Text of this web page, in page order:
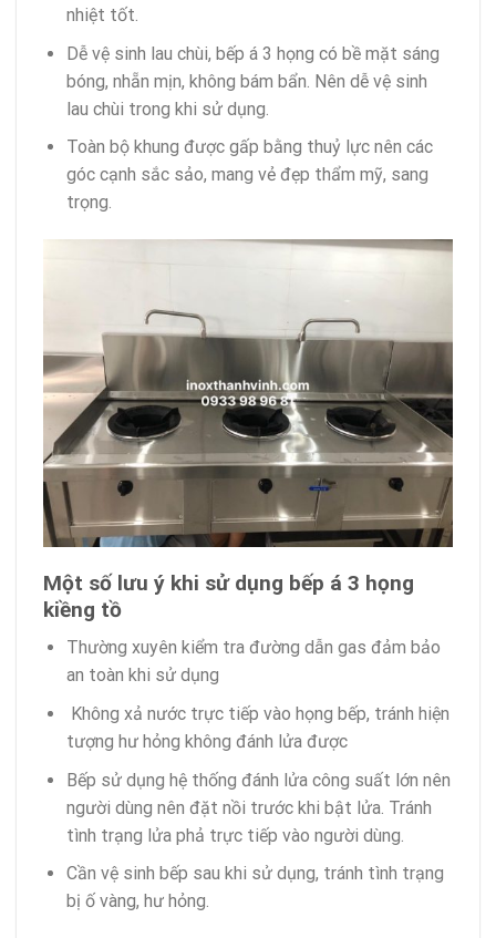
nhiệt tốt.
Dễ vệ sinh lau chùi, bếp á 3 họng có bề mặt sáng
bóng, nhẵn mịn, không bám bẩn. Nên dễ vệ sinh
lau chùi trong khi sử dụng.
Toàn bộ khung được gấp bằng thuỷ lực nên các
góc cạnh sắc sảo, mang vẻ đẹp thẩm mỹ, sang
trọng.
Một số lưu ý khi sử dụng bếp á 3 họng
kiềng tồ
Thường xuyên kiểm tra đường dẫn gas đảm bảo
an toàn khi sử dụng
Không xả nước trực tiếp vào họng bếp, tránh hiện
tượng hư hỏng không đánh lửa được
Bếp sử dụng hệ thống đánh lửa công suất lớn nên
người dùng nên đặt nồi trước khi bật lửa. Tránh
tình trạng lửa phả trực tiếp vào người dùng.
Cần vệ sinh bếp sau khi sử dụng, tránh tình trạng
bị ố vàng, hư hỏng.